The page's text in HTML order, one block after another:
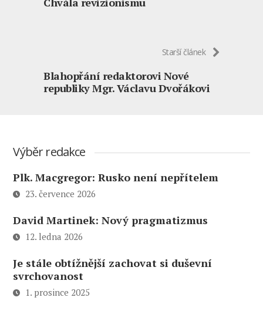
Starší článek
Blahopřání redaktorovi Nové
republiky Mgr. Václavu Dvořákovi
Výběr redakce
Plk. Macgregor: Rusko není nepřítelem
23. července 2026
David Martinek: Nový pragmatizmus
12. ledna 2026
Je stále obtížnější zachovat si duševní
svrchovanost
1. prosince 2025